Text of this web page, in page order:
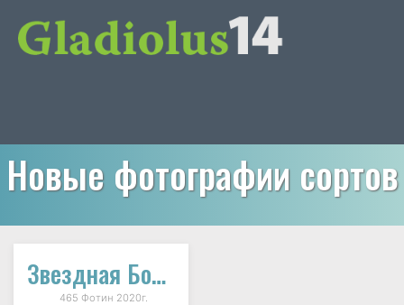
Новые фотографии сортов
Звездная Болезнь
465 Фотин 2020г.